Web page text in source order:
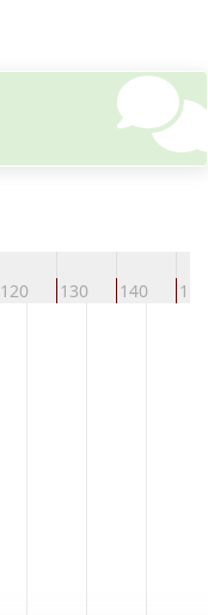
120 130 140 150